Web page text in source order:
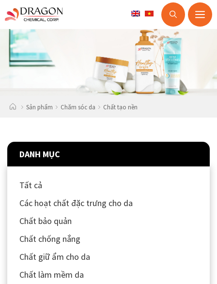
Skip
content
Sản phẩm Chăm sóc da Chất tạo nền
DANH MỤC
Tất cả
Các hoạt chất đặc trưng cho da
Chất bảo quản
Chất chống nắng
Chất giữ ẩm cho da
Chất làm mềm da